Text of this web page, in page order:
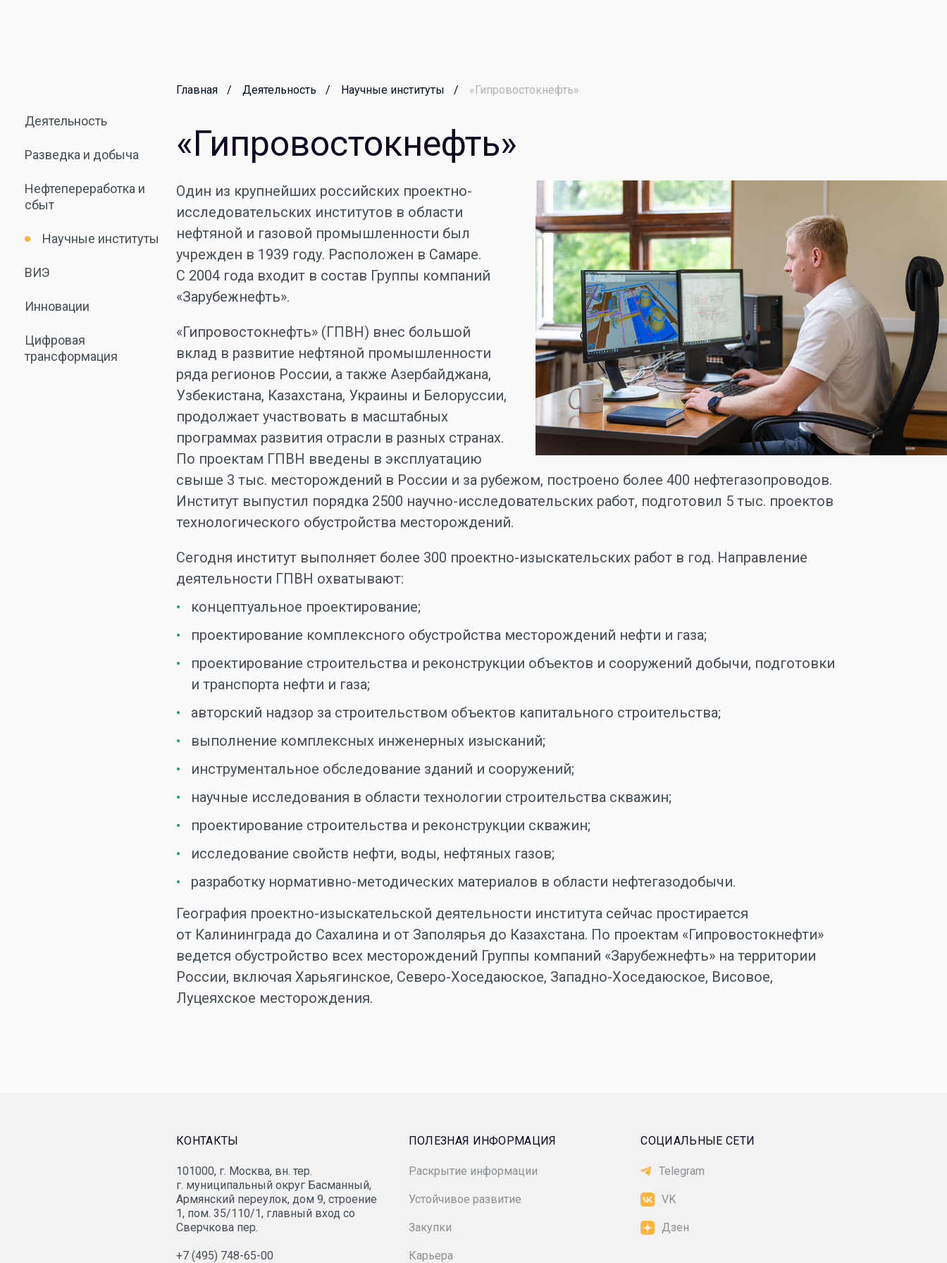
Главная Деятельность Научные институты «Гипровостокнефть»
«Гипровостокнефть»
Один из крупнейших российских проектно-
исследовательских институтов в области
нефтяной и газовой промышленности был
учрежден в 1939 году. Расположен в Самаре.
С 2004 года входит в состав Группы компаний
«Зарубежнефть».
«Гипровостокнефть» (ГПВН) внес большой
вклад в развитие нефтяной промышленности
ряда регионов России, а также Азербайджана,
Узбекистана, Казахстана, Украины и Белоруссии,
продолжает участвовать в масштабных
программах развития отрасли в разных странах.
По проектам ГПВН введены в эксплуатацию
свыше 3 тыс. месторождений в России и за рубежом, построено более 400 нефтегазопроводов.
Институт выпустил порядка 2500 научно-исследовательских работ, подготовил 5 тыс. проектов
технологического обустройства месторождений.
Сегодня институт выполняет более 300 проектно-изыскательских работ в год. Направление
деятельности ГПВН охватывают:
концептуальное проектирование;
проектирование комплексного обустройства месторождений нефти и газа;
проектирование строительства и реконструкции объектов и сооружений добычи, подготовки
и транспорта нефти и газа;
авторский надзор за строительством объектов капитального строительства;
выполнение комплексных инженерных изысканий;
инструментальное обследование зданий и сооружений;
научные исследования в области технологии строительства скважин;
проектирование строительства и реконструкции скважин;
исследование свойств нефти, воды, нефтяных газов;
разработку нормативно-методических материалов в области нефтегазодобычи.
География проектно-изыскательской деятельности института сейчас простирается
от Калининграда до Сахалина и от Заполярья до Казахстана. По проектам «Гипровостокнефти»
ведется обустройство всех месторождений Группы компаний «Зарубежнефть» на территории
России, включая Харьягинское, Северо-Хоседаюское, Западно-Хоседаюское, Висовое,
Луцеяхское месторождения.
Деятельность
Разведка и добыча
Нефтепереработка и
сбыт
Научные институты
ВИЭ
Инновации
Цифровая
трансформация
КОНТАКТЫ
101000, г. Москва, вн. тер.
г. муниципальный округ Басманный,
Армянский переулок, дом 9, строение
1, пом. 35/110/1, главный вход со
Сверчкова пер.
+7 (495) 748-65-00
ПОЛЕЗНАЯ ИНФОРМАЦИЯ
Раскрытие информации
Устойчивое развитие
Закупки
Карьера
СОЦИАЛЬНЫЕ СЕТИ
Telegram
VK
Дзен
СП «Вьетсовпетро»
«ОПТИМА Группа»
НПЗ «Брод»
Росимущество
Минэнерго России